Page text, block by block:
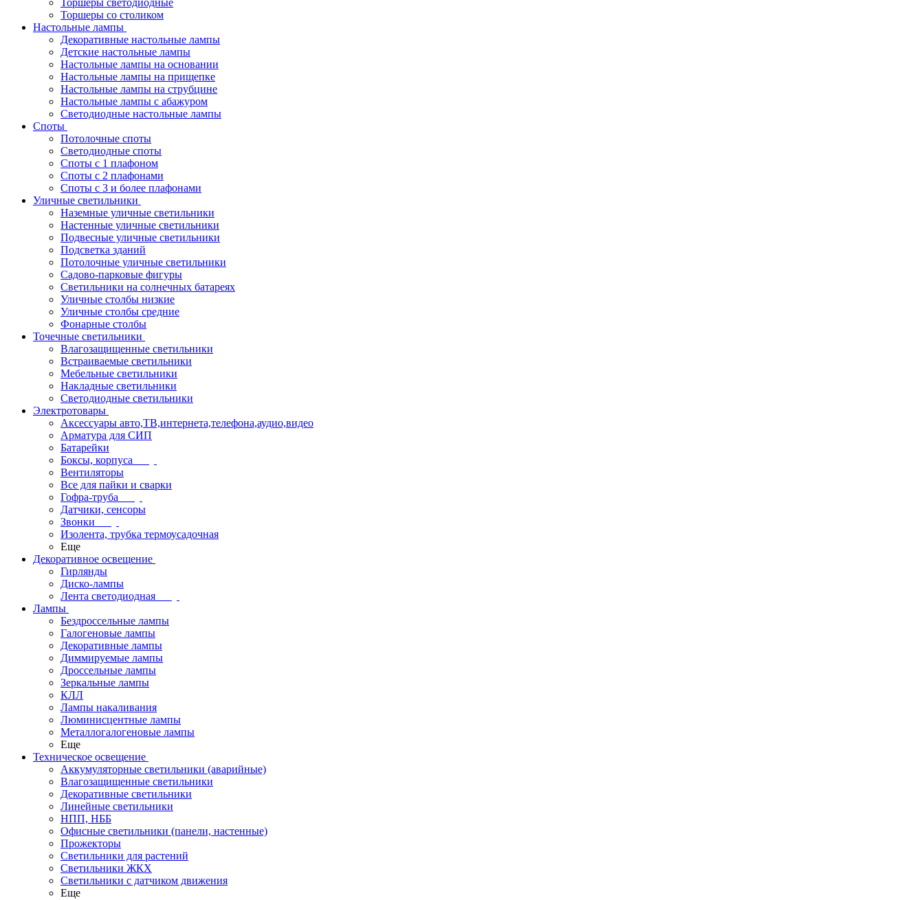
Торшеры светодиодные
Торшеры со столиком
Настольные лампы
Декоративные настольные лампы
Детские настольные лампы
Настольные лампы на основании
Настольные лампы на прищепке
Настольные лампы на струбцине
Настольные лампы с абажуром
Светодиодные настольные лампы
Споты
Потолочные споты
Светодиодные споты
Споты с 1 плафоном
Споты с 2 плафонами
Споты с 3 и более плафонами
Уличные светильники
Наземные уличные светильники
Настенные уличные светильники
Подвесные уличные светильники
Подсветка зданий
Потолочные уличные светильники
Садово-парковые фигуры
Светильники на солнечных батареях
Уличные столбы низкие
Уличные столбы средние
Фонарные столбы
Точечные светильники
Влагозащищенные светильники
Встраиваемые светильники
Мебельные светильники
Накладные светильники
Светодиодные светильники
Электротовары
Аксессуары авто,ТВ,интернета,телефона,аудио,видео
Арматура для СИП
Батарейки
Боксы, корпуса
Вентиляторы
Все для пайки и сварки
Гофра-труба
Датчики, сенсоры
Звонки
Изолента, трубка термоусадочная
Еще
Декоративное освещение
Гирлянды
Диско-лампы
Лента светодиодная
Лампы
Бездроссельные лампы
Галогеновые лампы
Декоративные лампы
Диммируемые лампы
Дроссельные лампы
Зеркальные лампы
КЛЛ
Лампы накаливания
Люминисцентные лампы
Металлогалогеновые лампы
Еще
Техническое освещение
Аккумуляторные светильники (аварийные)
Влагозащищенные светильники
Декоративные светильники
Линейные светильники
НПП, НББ
Офисные светильники (панели, настенные)
Прожекторы
Светильники для растений
Светильники ЖКХ
Светильники с датчиком движения
Еще